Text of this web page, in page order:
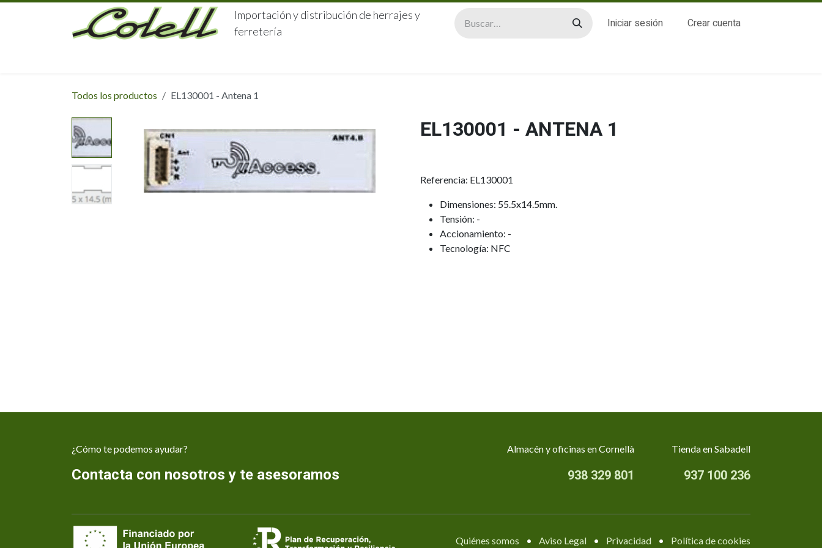
Ir al contenido
Importación y distribución de herrajes y
ferretería
Iniciar sesión Crear cuenta
Todos los productos EL130001 - Antena 1
EL130001 - ANTENA 1
Referencia: EL130001
Dimensiones: 55.5x14.5mm.
Tensión: -
Accionamiento: -
Tecnología: NFC
¿Cómo te podemos ayudar?
Contacta con nosotros y te asesoramos
Almacén y oficinas en Cornellà
938 329 801
Tienda en Sabadell
937 100 236
Quiénes somos • Aviso Legal • Privacidad • Política de cookies